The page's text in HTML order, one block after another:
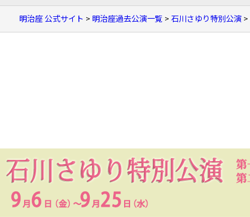
明治座 公式サイト > 明治座過去公演一覧 > 石川さゆり特別公演 >